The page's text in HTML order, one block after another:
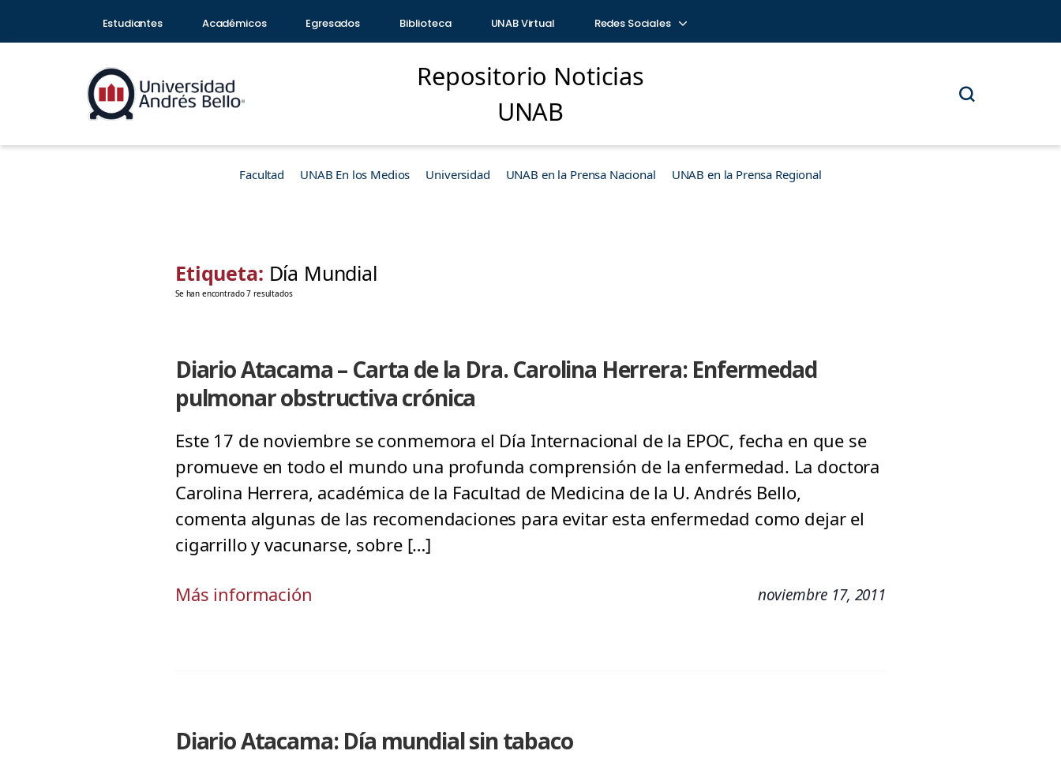
Estudiantes Académicos Egresados Biblioteca UNAB Virtual Redes Sociales
Repositorio Noticias
UNAB
Facultad UNAB En los Medios Universidad UNAB en la Prensa Nacional UNAB en la Prensa Regional
Etiqueta: Día Mundial
Se han encontrado 7 resultados
Diario Atacama – Carta de la Dra. Carolina Herrera: Enfermedad
pulmonar obstructiva crónica
Este 17 de noviembre se conmemora el Día Internacional de la EPOC, fecha en que se
promueve en todo el mundo una profunda comprensión de la enfermedad. La doctora
Carolina Herrera, académica de la Facultad de Medicina de la U. Andrés Bello,
comenta algunas de las recomendaciones para evitar esta enfermedad como dejar el
cigarrillo y vacunarse, sobre […]
Más información noviembre 17, 2011
Diario Atacama: Día mundial sin tabaco